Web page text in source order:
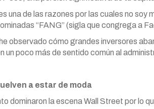
una de las razones por las cuales no soy
“FANG” (sigla que congrega a
observado cómo grandes inversores
un poco más de sentido común al
a estar de moda
dominaron la escena Wall Street por lo